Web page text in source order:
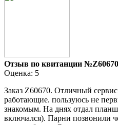
Отзыв по квитанции №Z60670
Оценка: 5
Заказ Z60670. Отличный
работающие. пользуюсь не
знакомым. На днях отдал
включался). Парни позвонили